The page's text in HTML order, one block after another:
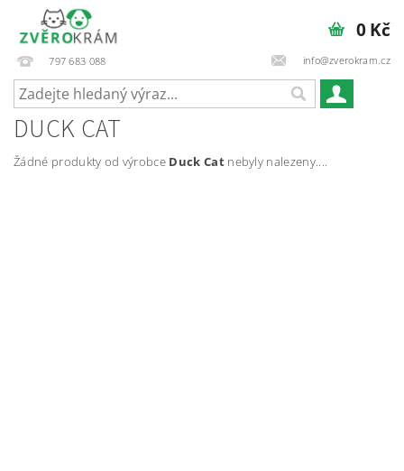
797 683 088 info@zverokram.cz
0 Kč
DUCK CAT
Žádné produkty od výrobce Duck Catnebyly nalezeny....